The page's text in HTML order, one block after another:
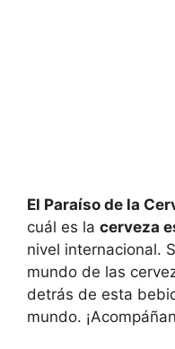
El Paraíso de la
cuál es la cerveza
nivel internacional.
mundo de las
detrás de esta
mundo.